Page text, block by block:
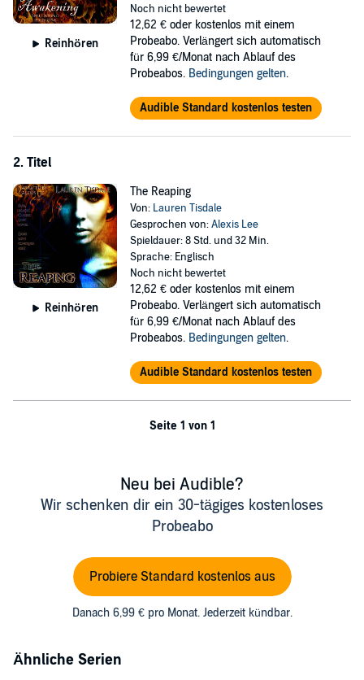
©2018 Lauren Tisdale (P)2021 Lauren Tisdale
Reinhören
Noch nicht bewertet
12,62 € oder kostenlos mit einem
Probeabo. Verlängert sich automatisch
für 6,99 €/Monat nach Ablauf des
Probeabos. Bedingungen gelten.
Audible Standard kostenlos testen
2. Titel
Reinhören
The Reaping
Von: Lauren Tisdale
Gesprochen von:Alexis Lee
Spieldauer: 8 Std. und 32 Min.
Sprache: Englisch
Noch nicht bewertet
12,62 € oder kostenlos mit einem
Probeabo. Verlängert sich automatisch
für 6,99 €/Monat nach Ablauf des
Probeabos. Bedingungen gelten.
Audible Standard kostenlos testen
Seite 1 von 1
Neu bei Audible?
Wir schenken dir ein 30-tägiges kostenloses
Probeabo
Probiere Standard kostenlos aus
Danach 6,99 € pro Monat. Jederzeit kündbar.
Ähnliche Serien